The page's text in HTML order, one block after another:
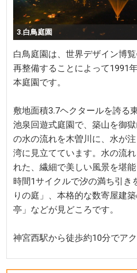
3.白鳥庭園
白鳥庭園は、世界デザイン博
再整備することによって1991
本庭園です。
敷地面積3.7ヘクタールを誇る
池泉回遊式庭園で、築山を御
の水の流れを木曽川に、水が
湾に見立てています。水の流
れた、繊細で美しい風景を堪
時間1サイクルで汐の満ち引き
りの庭」、本格的な数寄屋建
亭」などが見どころです。
神宮西駅から徒歩約10分でアク